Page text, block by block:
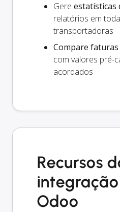
Gere estatísticas
relatórios em
transportadoras
Compare
com valores pré-
acordados
Recursos
integração
Odoo